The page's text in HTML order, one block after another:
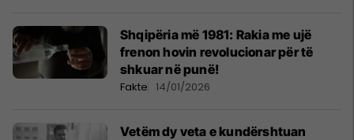
Shqipëria më 1981: Rakia me ujë
frenon hovin revolucionar për të
shkuar në punë!
Fakte 14/01/2026
Vetëm dy veta e kundërshtuan